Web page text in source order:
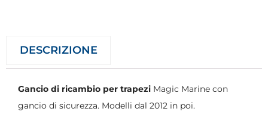
DESCRIZIONE
Gancio di ricambio per trapezi Magic Marine con
gancio di sicurezza. Modelli dal 2012 in poi.